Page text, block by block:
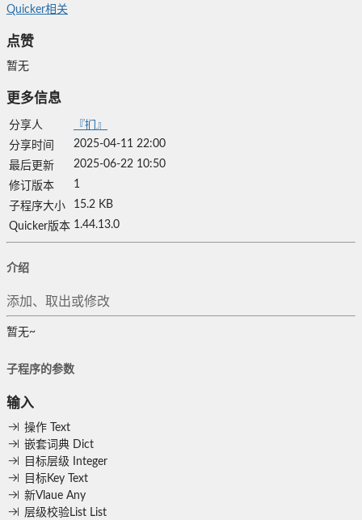
Quicker相关
点赞
暂无
更多信息
分享人
『扪』
分享时间
2025-04-11 22:00
最后更新
2025-06-22 10:50
修订版本
1
子程序大小
15.2 KB
Quicker版本 1.44.13.0
介绍
添加、取出或修改
暂无~
子程序的参数
输入
操作
Text
嵌套词典 Dict
目标层级
Integer
目标Key
Text
新Vlaue Any
层级校验List List